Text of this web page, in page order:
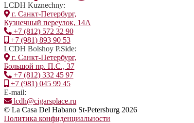
LCDH Kuznechny:
г. Санкт-Петербург,
Кузнечный переулок, 14А
+7 (812) 572 32 90
+7 (981) 893 90 53
LCDH Bolshoy P.Side:
г. Санкт-Петербург,
Большой пр. П.С., 37
+7 (812) 332 45 97
+7 (981) 045 99 45
E-mail:
lcdh@cigarsplace.ru
© La Casa Del Habano St-Petersburg 2026
Политика конфиденциальности